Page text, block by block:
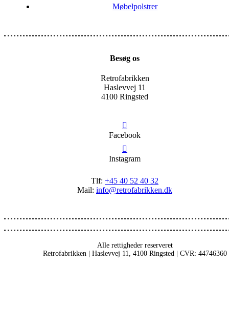
Møbelpolstrer
Besøg os
Retrofabrikken
Haslevvej 11
4100 Ringsted
Facebook
Instagram
Tlf: +45 40 52 40 32
Mail: info@retrofabrikken.dk
Alle rettigheder reserveret
Retrofabrikken | Haslevvej 11, 4100 Ringsted | CVR: 44746360